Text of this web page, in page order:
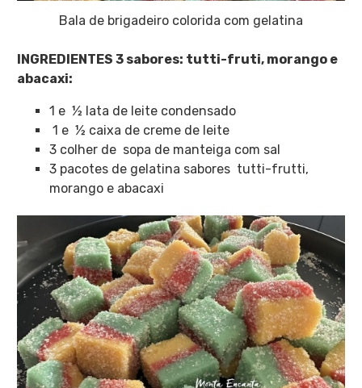
Bala de brigadeiro colorida com gelatina
INGREDIENTES 3 sabores: tutti-fruti, morango e
abacaxi:
1 e ½ lata de leite condensado
1 e ½ caixa de creme de leite
3 colher de sopa de manteiga com sal
3 pacotes de gelatina sabores tutti-frutti,
morango e abacaxi